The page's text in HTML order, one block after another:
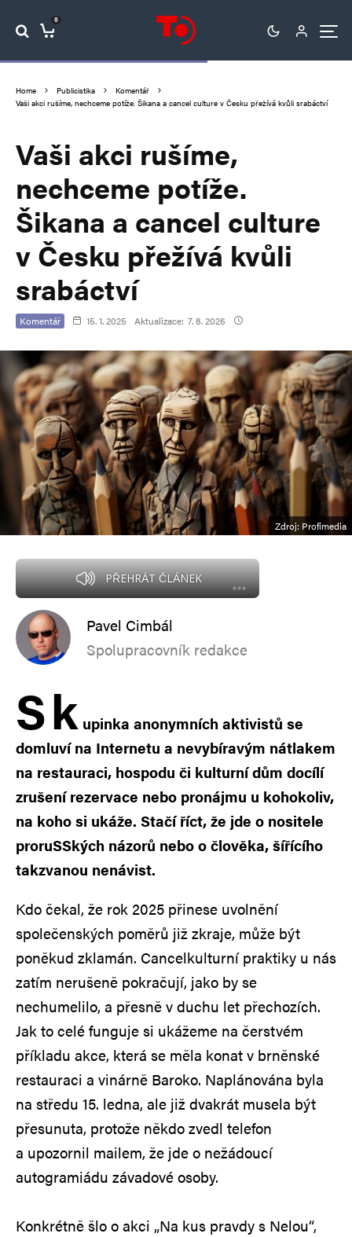
0
Home Publicistika
Komentář
Vaši akci rušíme, nechceme potíže. Šikana a cancel culture v Česku přežívá kvůli srabáctví
Vaši akci rušíme,
nechceme potíže.
Šikana a cancel culture
v Česku přežívá kvůli
srabáctví
Komentář 15. 1. 2025 Aktualizace: 7. 8. 2026
Zdroj: Profimedia
PŘEHRÁT ČLÁNEK
Pavel Cimbál
Spolupracovník redakce
Sk upinka anonymních aktivistů se
domluví na Internetu a nevybíravým nátlakem
na restauraci, hospodu či kulturní dům docílí
zrušení rezervace nebo pronájmu u kohokoliv,
na koho si ukáže. Stačí říct, že jde o nositele
proruSSkých názorů nebo o člověka, šířícího
takzvanou nenávist.
Kdo čekal, že rok 2025 přinese uvolnění
společenských poměrů již zkraje, může být
poněkud zklamán. Cancelkulturní praktiky u nás
zatím nerušeně pokračují, jako by se
nechumelilo, a přesně v duchu let přechozích.
Jak to celé funguje si ukážeme na čerstvém
příkladu akce, která se měla konat v brněnské
restauraci a vinárně Baroko. Naplánována byla
na středu 15. ledna, ale již dvakrát musela být
přesunuta, protože někdo zvedl telefon
a upozornil mailem, že jde o nežádoucí
autogramiádu závadové osoby.
Konkrétně šlo o akci „Na kus pravdy s Nelou“,